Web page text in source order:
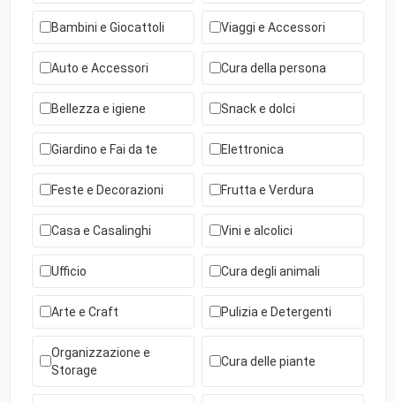
Bambini e Giocattoli Viaggi e Accessori
Auto e Accessori Cura della persona
Bellezza e igiene Snack e dolci
Giardino e Fai da te Elettronica
Feste e Decorazioni Frutta e Verdura
Casa e Casalinghi Vini e alcolici
Ufficio Cura degli animali
Arte e Craft Pulizia e Detergenti
Organizzazione e
Storage
Cura delle piante